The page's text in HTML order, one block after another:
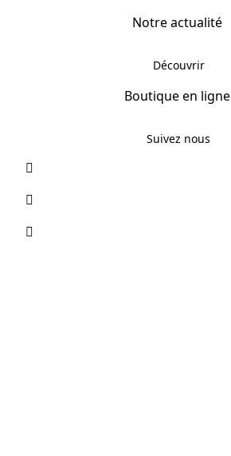
Notre actualité
Découvrir
Boutique en ligne
Suivez nous